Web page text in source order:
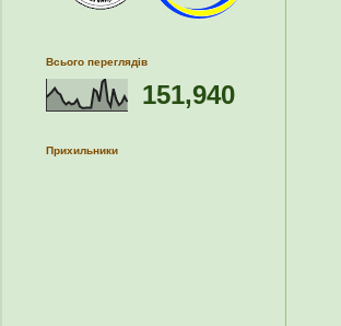
Всього переглядів
151,940
Прихильники